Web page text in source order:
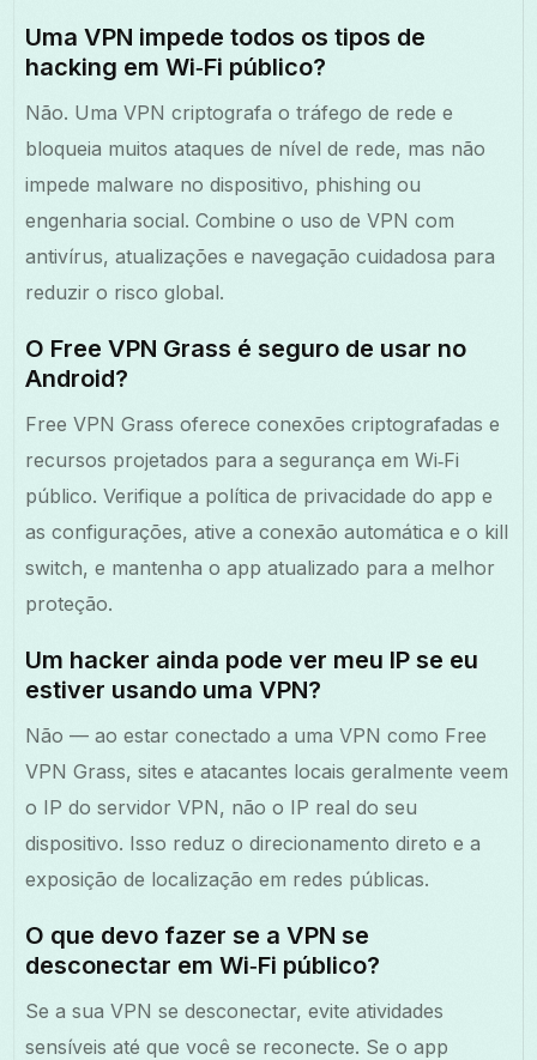
Uma VPN impede todos os tipos de
hacking em Wi‑Fi público?
Não. Uma VPN criptografa o tráfego de rede e
bloqueia muitos ataques de nível de rede, mas não
impede malware no dispositivo, phishing ou
engenharia social. Combine o uso de VPN com
antivírus, atualizações e navegação cuidadosa para
reduzir o risco global.
O Free VPN Grass é seguro de usar no
Android?
Free VPN Grass oferece conexões criptografadas e
recursos projetados para a segurança em Wi‑Fi
público. Verifique a política de privacidade do app e
as configurações, ative a conexão automática e o kill
switch, e mantenha o app atualizado para a melhor
proteção.
Um hacker ainda pode ver meu IP se eu
estiver usando uma VPN?
Não — ao estar conectado a uma VPN como Free
VPN Grass, sites e atacantes locais geralmente veem
o IP do servidor VPN, não o IP real do seu
dispositivo. Isso reduz o direcionamento direto e a
exposição de localização em redes públicas.
O que devo fazer se a VPN se
desconectar em Wi‑Fi público?
Se a sua VPN se desconectar, evite atividades
sensíveis até que você se reconecte. Se o app